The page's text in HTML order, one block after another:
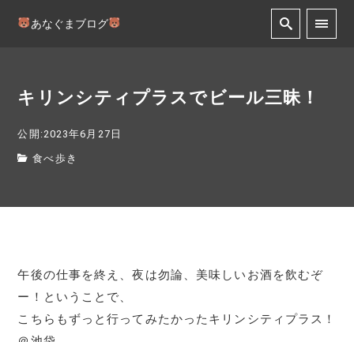
あなぐまブログ
キリンシティプラスでビール三昧！
公開:2023年6月27日
食べ歩き
午後の仕事を終え、夜は勿論、美味しいお酒を飲むぞ
ー！ということで、
こちらもずっと行ってみたかったキリンシティプラス！